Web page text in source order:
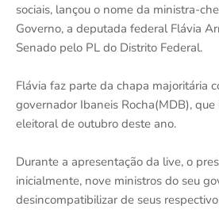
sociais, lançou o nome da ministra-
Governo, a deputada federal Flávia
Senado pelo PL do Distrito Federal.
Flávia faz parte da chapa majoritária
governador Ibaneis Rocha(MDB),
eleitoral de outubro deste ano.
Durante a apresentação da live, o
inicialmente, nove ministros do seu
desincompatibilizar de seus